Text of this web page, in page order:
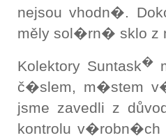
nejsou vhodn�.
měly sol�rn� sklo z
Kolektory Suntask�
č�slem, m�stem
jsme zavedli z
kontrolu